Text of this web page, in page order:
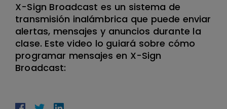
X-Sign Broadcast es un sistema de
transmisión inalámbrica que puede enviar
alertas, mensajes y anuncios durante la
clase. Este video lo guiará sobre cómo
programar mensajes en X-Sign
Broadcast: